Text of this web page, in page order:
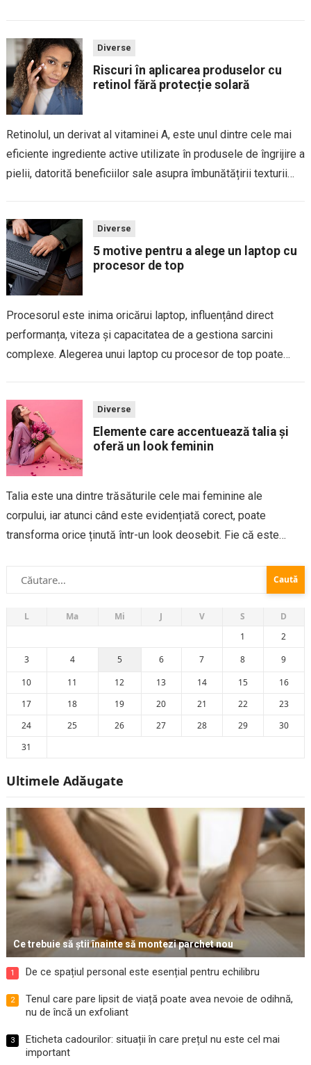
Diverse
Riscuri în aplicarea produselor cu
retinol fără protecție solară
Retinolul, un derivat al vitaminei A, este unul dintre cele mai
eficiente ingrediente active utilizate în produsele de îngrijire a
pielii, datorită beneficiilor sale asupra îmbunătățirii texturii
Diverse
5 motive pentru a alege un laptop cu
procesor de top
Procesorul este inima oricărui laptop, influențând direct
performanța, viteza și capacitatea de a gestiona sarcini
complexe. Alegerea unui laptop cu procesor de top poate
Diverse
Elemente care accentuează talia și
oferă un look feminin
Talia este una dintre trăsăturile cele mai feminine ale
corpului, iar atunci când este evidențiată corect, poate
transforma orice ținută într-un look deosebit. Fie că este
dreaptă, există o mulțime...
Caută
după:
L Ma Mi J V S
D
1
2
3
4 5 6 7 8
9
10
11 12 13 14 15
16
17
18 19 20 21 22
23
24
25 26 27 28 29
30
31
Ultimele Adăugate
Ce trebuie să știi înainte să montezi parchet nou
1 De ce spațiul personal este esențial pentru echilibru
2
Tenul care pare lipsit de viață poate avea nevoie de odihnă,
nu de încă un exfoliant
3
Eticheta cadourilor: situații în care prețul nu este cel mai
important